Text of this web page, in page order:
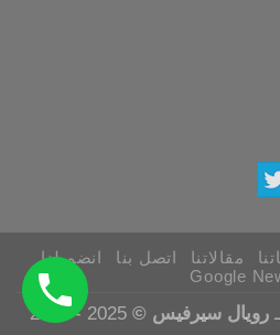
مقالاتنا اتصل بنا
انضم لنا
Google
رويال سيرفيس © 2025 - 2026